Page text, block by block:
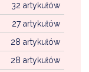
32 artykułów
27 artykułów
28 artykułów
28 artykułów